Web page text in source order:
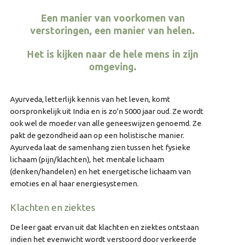
Een manier van voorkomen van
verstoringen, een manier van helen.
Het is kijken naar de hele mens in zijn
omgeving.
Ayurveda, letterlijk kennis van het leven, komt
oorspronkelijk uit India en is zo'n 5000 jaar oud. Ze wordt
ook wel de moeder van alle geneeswijzen genoemd. Ze
pakt de gezondheid aan op een holistische manier.
Ayurveda laat de samenhang zien tussen het fysieke
lichaam (pijn/klachten), het mentale lichaam
(denken/handelen) en het energetische lichaam van
emoties en al haar energiesystemen.
Klachten en ziektes
De leer gaat ervanuit dat klachten en ziektes ontstaan
indien het evenwicht wordt verstoord door verkeerde